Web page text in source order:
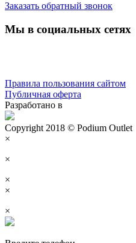
Заказать обратный звонок
Мы в социальных сетях
Правила пользования сайтом
Публичная оферта
Разработано в
Copyright 2018 © Podium Outlet
×
×
×
×
×